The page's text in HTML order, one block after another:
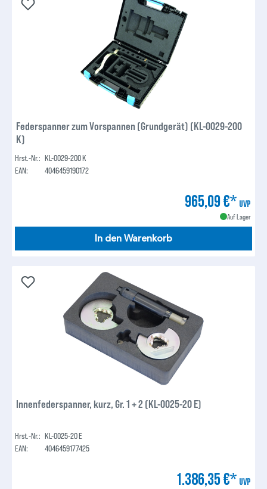
Federspanner zum Vorspannen (Grundgerät) (KL-0029-200
K)
Hrst.-Nr.: KL-0029-200 K
EAN:
4046459190172
965,09 €* UVP
Auf Lager
In den Warenkorb
Innenfederspanner, kurz, Gr. 1 + 2 (KL-0025-20 E)
Hrst.-Nr.: KL-0025-20 E
EAN:
4046459177425
1.386,35 €* UVP